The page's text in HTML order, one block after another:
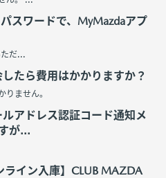
スワードで、MyMazdaアプ
だ...
たら費用はかかりますか？
りません。
アドレス認証コード通知メ
が...
ライン入庫】CLUB MAZDA